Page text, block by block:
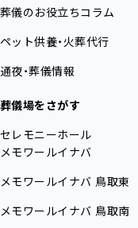
葬儀のお役立ちコラム
ペット供養・火葬代行
通夜・葬儀情報
葬儀場をさがす
セレモニーホール
メモワールイナバ
メモワールイナバ 鳥取東
メモワールイナバ 鳥取南